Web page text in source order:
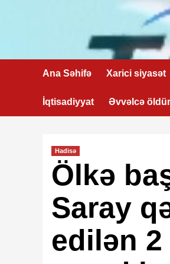
Ana Səhifə Xarici siyasət
İqtisadiyyat Əvvəlcə
Hadisə
Ölkə
Saray
edilən 2